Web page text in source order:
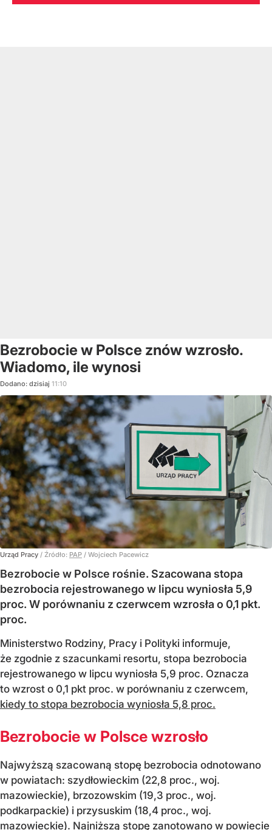
Bezrobocie w Polsce znów wzrosło.
Wiadomo, ile wynosi
Dodano: dzisiaj 11:10
Urząd Pracy / Źródło: PAP / Wojciech Pacewicz
Bezrobocie w Polsce rośnie. Szacowana stopa
bezrobocia rejestrowanego w lipcu wyniosła 5,9
proc. W porównaniu z czerwcem wzrosła o 0,1 pkt.
proc.
Ministerstwo Rodziny, Pracy i Polityki informuje,
że zgodnie z szacunkami resortu, stopa bezrobocia
rejestrowanego w lipcu wyniosła 5,9 proc. Oznacza
to wzrost o 0,1 pkt proc. w porównaniu z czerwcem,
kiedy to stopa bezrobocia wyniosła 5,8 proc.
Bezrobocie w Polsce wzrosło
Najwyższą szacowaną stopę bezrobocia odnotowano
w powiatach: szydłowieckim (22,8 proc., woj.
mazowieckie), brzozowskim (19,3 proc., woj.
podkarpackie) i przysuskim (18,4 proc., woj.
mazowieckie). Najniższą stopę zanotowano w powiecie